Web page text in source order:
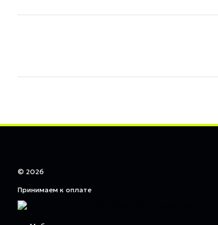
© 2026
Принимаем к оплате